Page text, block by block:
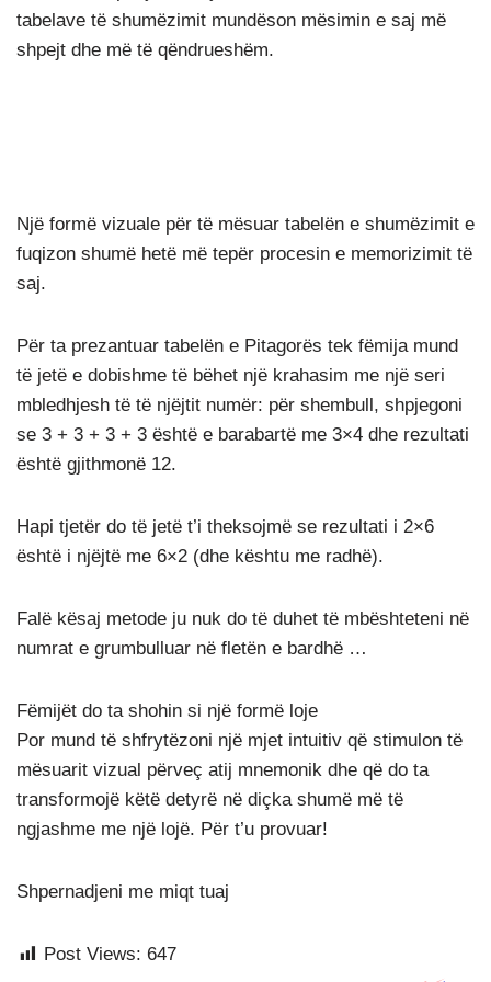
tabelave të shumëzimit mundëson mësimin e saj më
shpejt dhe më të qëndrueshëm.
Një formë vizuale për të mësuar tabelën e shumëzimit e
fuqizon shumë hetë më tepër procesin e memorizimit të
saj.
Për ta prezantuar tabelën e Pitagorës tek fëmija mund
të jetë e dobishme të bëhet një krahasim me një seri
mbledhjesh të të njëjtit numër: për shembull, shpjegoni
se 3 + 3 + 3 + 3 është e barabartë me 3×4 dhe rezultati
është gjithmonë 12.
Hapi tjetër do të jetë t’i theksojmë se rezultati i 2×6
është i njëjtë me 6×2 (dhe kështu me radhë).
Falë kësaj metode ju nuk do të duhet të mbështeteni në
numrat e grumbulluar në fletën e bardhë …
Fëmijët do ta shohin si një formë loje
Por mund të shfrytëzoni një mjet intuitiv që stimulon të
mësuarit vizual përveç atij mnemonik dhe që do ta
transformojë këtë detyrë në diçka shumë më të
ngjashme me një lojë. Për t’u provuar!
Shpernadjeni me miqt tuaj
Post Views: 647